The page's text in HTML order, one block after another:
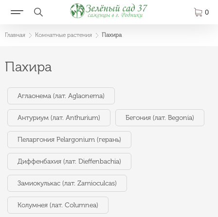
0
Главная Комнатные растения Пахира
Пахира
Аглаонема (лат. Aglaonema)
Антуриум (лат. Anthurium) Бегония (лат. Begonia)
Пеларгония Pelargonium (герань)
Диффенбахия (лат. Dieffenbachia)
Замиокулькас (лат. Zamioculcas)
Колумнея (лат. Columnea)